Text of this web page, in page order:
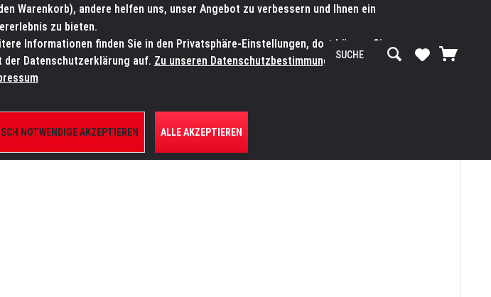
800 24/7: sales@lmp.de SERVICE-WERKSTATT Service/Hilfe
SERVICE ÜBER UNS
Warenkorb), andere helfen uns, unser Angebot zu verbessern und Ihnen ein
zu bieten.
Informationen finden Sie in den Privatsphäre-Einstellungen, dort können Sie
der Datenschutzerklärung auf. Zu unseren Datenschutzbestimmungen. Zum
NOTWENDIGE AKZEPTIEREN ALLE AKZEPTIEREN